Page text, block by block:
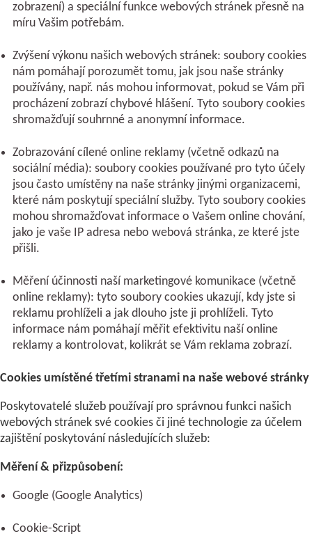
zobrazení) a speciální funkce webových stránek přesně na
míru Vašim potřebám.
Zvýšení výkonu našich webových stránek: soubory cookies
nám pomáhají porozumět tomu, jak jsou naše stránky
používány, např. nás mohou informovat, pokud se Vám při
procházení zobrazí chybové hlášení. Tyto soubory cookies
shromažďují souhrnné a anonymní informace.
Zobrazování cílené online reklamy (včetně odkazů na
sociální média): soubory cookies používané pro tyto účely
jsou často umístěny na naše stránky jinými organizacemi,
které nám poskytují speciální služby. Tyto soubory cookies
mohou shromažďovat informace o Vašem online chování,
jako je vaše IP adresa nebo webová stránka, ze které jste
přišli.
Měření účinnosti naší marketingové komunikace (včetně
online reklamy): tyto soubory cookies ukazují, kdy jste si
reklamu prohlíželi a jak dlouho jste ji prohlíželi. Tyto
informace nám pomáhají měřit efektivitu naší online
reklamy a kontrolovat, kolikrát se Vám reklama zobrazí.
Cookies umístěné třetími stranami na naše webové stránky
Poskytovatelé služeb používají pro správnou funkci našich
webových stránek své cookies či jiné technologie za účelem
zajištění poskytování následujících služeb:
Měření & přizpůsobení:
Google (Google Analytics)
Cookie-Script